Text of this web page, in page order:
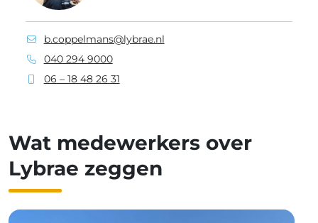
b.coppelmans@lybrae.nl
040 294 9000
06 – 18 48 26 31
Wat medewerkers over
Lybrae zeggen